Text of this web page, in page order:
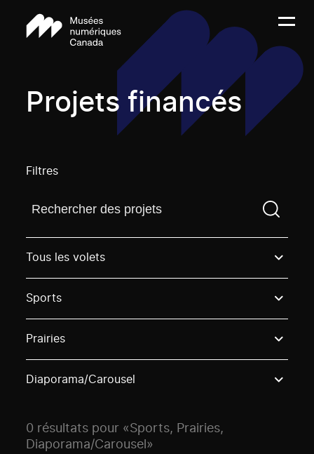
Projets financés
Filtres
Trouvez un projetVous devez saisir un terme de
Tous les volets
Sports
Prairies
Diaporama/Carousel
0 résultats pour «Sports, Prairies,
Diaporama/Carousel»